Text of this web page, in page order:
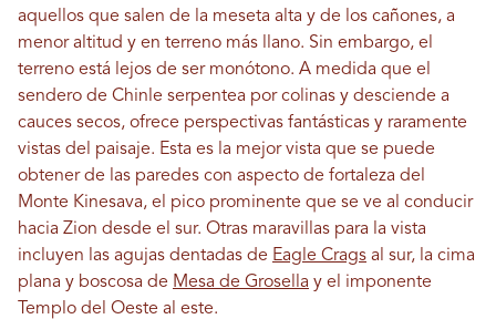
aquellos que salen de la meseta alta y de los cañones, a
menor altitud y en terreno más llano. Sin embargo, el
terreno está lejos de ser monótono. A medida que el
sendero de Chinle serpentea por colinas y desciende a
cauces secos, ofrece perspectivas fantásticas y raramente
vistas del paisaje. Esta es la mejor vista que se puede
obtener de las paredes con aspecto de fortaleza del
Monte Kinesava, el pico prominente que se ve al conducir
hacia Zion desde el sur. Otras maravillas para la vista
incluyen las agujas dentadas de Eagle Crags al sur, la cima
plana y boscosa de Mesa de Grosella y el imponente
Templo del Oeste al este.